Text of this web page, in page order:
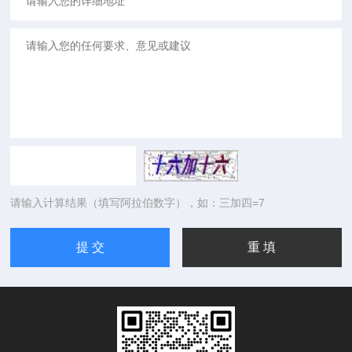
请输入计算结果（填写阿拉伯数字），如：三加四=7